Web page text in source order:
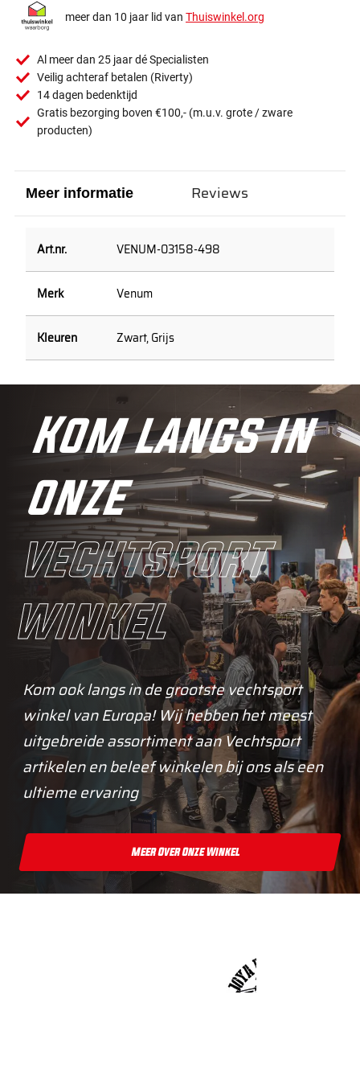
meer dan 10 jaar lid van Thuiswinkel.org
Al meer dan 25 jaar dé Specialisten
Veilig achteraf betalen (Riverty)
14 dagen bedenktijd
Gratis bezorging boven €100,- (m.u.v. grote / zware
producten)
Meer informatie
VENUM-03158-498
Venum
Zwart, Grijs
Reviews
Kom langs in
onze
vechtsport
winkel
Kom ook langs in de grootste vechtsport
winkel van Europa! Wij hebben het meest
uitgebreide assortiment aan Vechtsport
artikelen en beleef winkelen bij ons als een
ultieme ervaring
Meer Over Onze Winkel